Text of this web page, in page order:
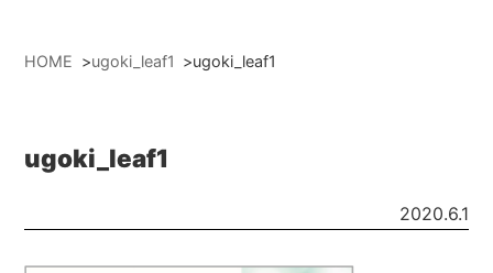
HOME >ugoki_leaf1 >ugoki_leaf1
ugoki_leaf1
2020.6.1